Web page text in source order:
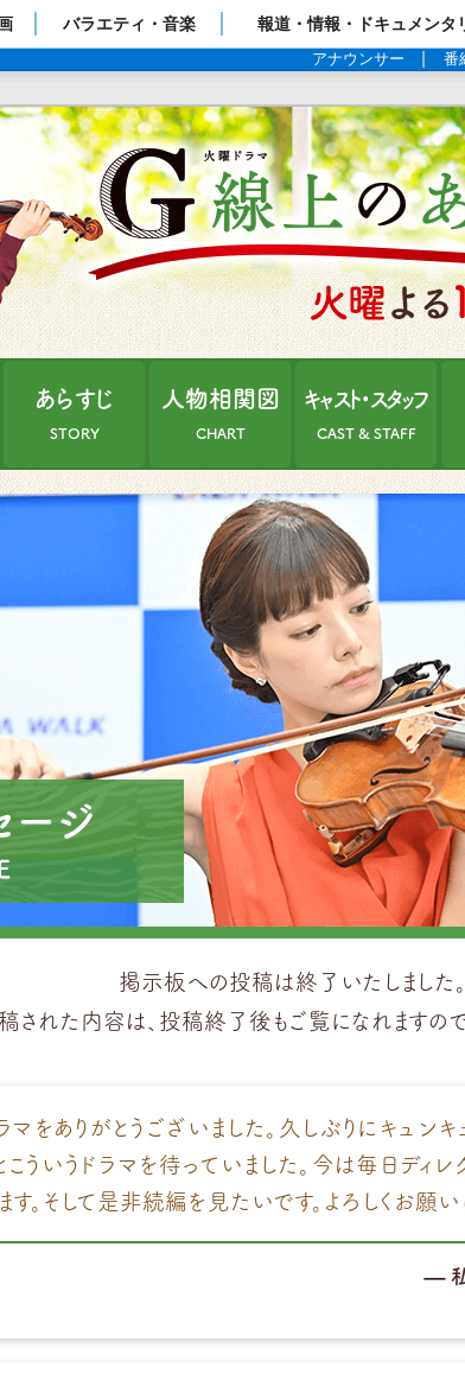
ップページ
バラエティ・音楽 報道・情報・ドキュメンタ
アナウンサー 番
あらすじ
STORY
人物相関図
CHART
キャスト・スタッフ
CAST & STAFF
掲示板への投稿は終了いたしました。
された内容は、投稿終了後もご覧になれますので
をありがとうございました。久しぶりにキュンキ
こういうドラマを待っていました。今は毎日ディレ
。そして是非続編を見たいです。よろしくお願いし